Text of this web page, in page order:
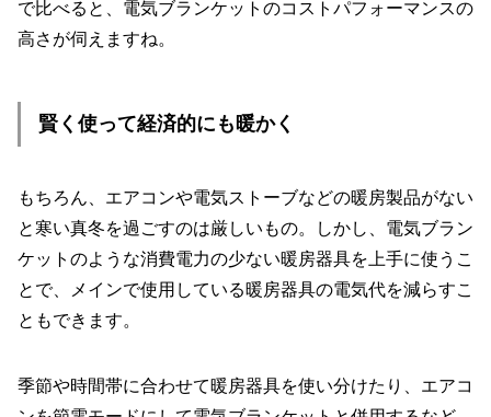
で比べると、電気ブランケットのコストパフォーマンスの
高さが伺えますね。
賢く使って経済的にも暖かく
もちろん、エアコンや電気ストーブなどの暖房製品がない
と寒い真冬を過ごすのは厳しいもの。しかし、電気ブラン
ケットのような消費電力の少ない暖房器具を上手に使うこ
とで、メインで使用している暖房器具の電気代を減らすこ
ともできます。
季節や時間帯に合わせて暖房器具を使い分けたり、エアコ